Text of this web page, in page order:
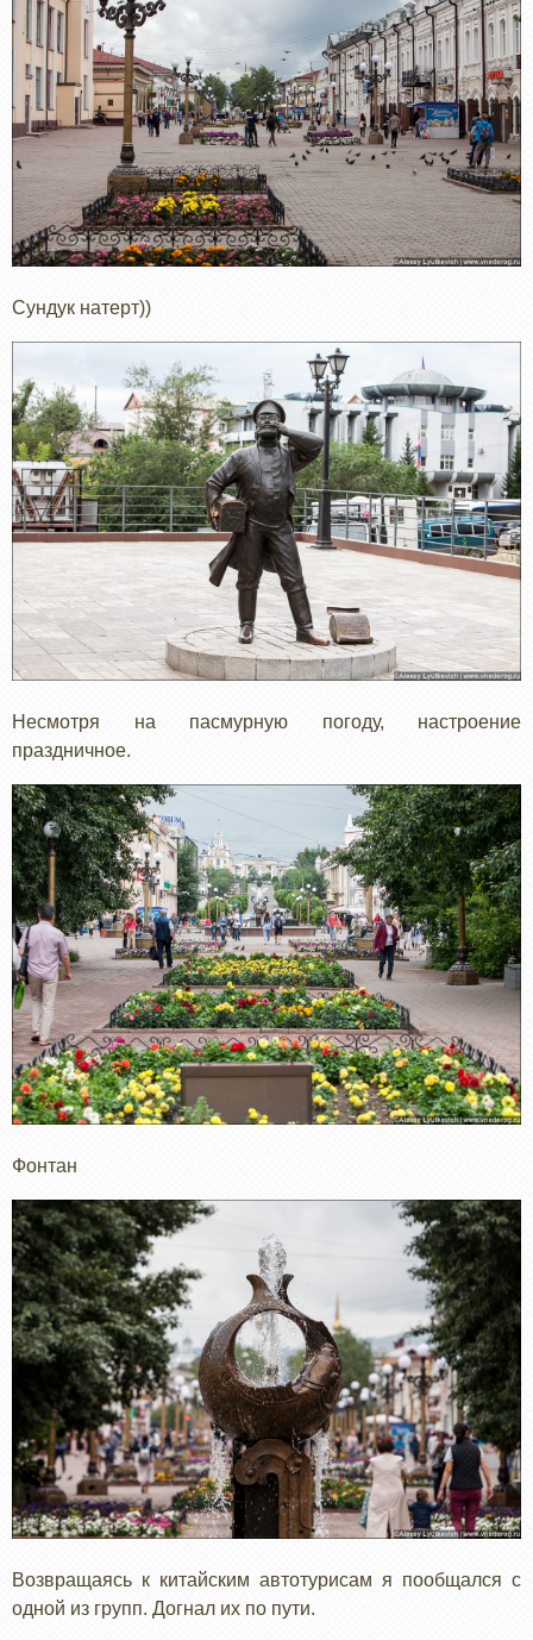
Сундук натерт))
Несмотря на пасмурную погоду, настроение
праздничное.
Фонтан
Возвращаясь к китайским автотурисам я пообщался с
одной из групп. Догнал их по пути.